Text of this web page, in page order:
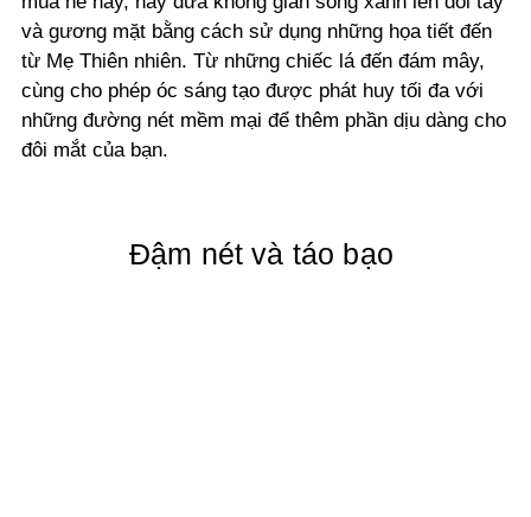
và gương mặt bằng cách sử dụng những họa tiết đến
từ Mẹ Thiên nhiên. Từ những chiếc lá đến đám mây,
cùng cho phép óc sáng tạo được phát huy tối đa với
những đường nét mềm mại để thêm phần dịu dàng cho
đôi mắt của bạn.
Đậm nét và táo bạo